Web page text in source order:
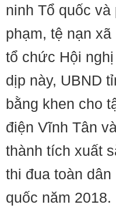
ninh Tổ quốc và
phạm, tệ nạn
tổ chức Hội
dịp này, UBND
bằng khen cho
điện Vĩnh Tân
thành tích xuất
thi đua toàn
quốc năm 2018.